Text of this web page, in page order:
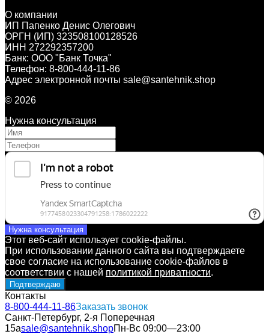
О компании
ИП Папенко Денис Олегович
ОРГН (ИП) 323508100128526
ИНН 272292357200
Банк: ООО "Банк Точка"
Телефон: 8-800-444-11-86
Адрес электронной почты sale@santehnik.shop
© 2026
Нужна консультация
Нужна консультация
Этот веб-сайт использует cookie-файлы.
При использовании данного сайта вы подтверждаете
свое согласие на использование cookie-файлов в
соответствии с нашей политикой приватности.
Подтверждаю
Контакты
8-800-444-11-86Заказать звонок
Санкт-Петербург, 2-я Поперечная
15аsale@santehnik.shopПн-Вс 09:00—23:00